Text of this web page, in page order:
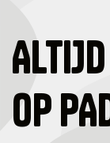
OP